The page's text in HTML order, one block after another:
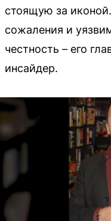
стоящую за
сожаления и
честность – его
инсайдер.